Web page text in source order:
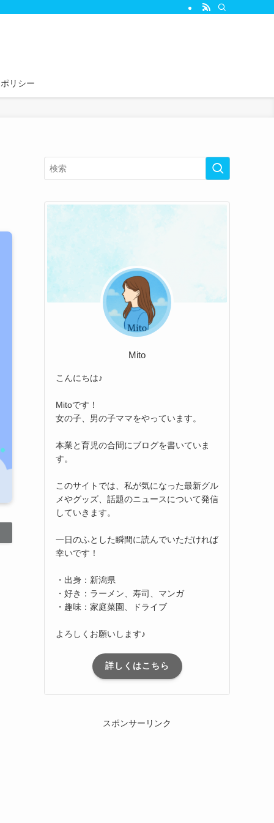
リシー
Mito
こんにちは♪
Mitoです！
女の子、男の子ママをやっています。
本業と育児の合間にブログを書いていま
す。
このサイトでは、私が気になった最新グル
メやグッズ、話題のニュースについて発信
していきます。
一日のふとした瞬間に読んでいただければ
幸いです！
・出身：新潟県
・好き：ラーメン、寿司、マンガ
・趣味：家庭菜園、ドライブ
よろしくお願いします♪
詳しくはこちら
スポンサーリンク